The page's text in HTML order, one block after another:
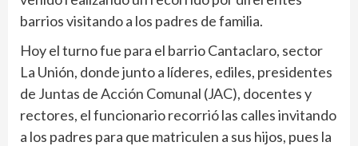
barrios visitando a los padres de familia.
Hoy el turno fue para el barrio Cantaclaro, sector
La Unión, donde junto a líderes, ediles, presidentes
de Juntas de Acción Comunal (JAC), docentes y
rectores, el funcionario recorrió las calles invitando
a los padres para que matriculen a sus hijos, pues la